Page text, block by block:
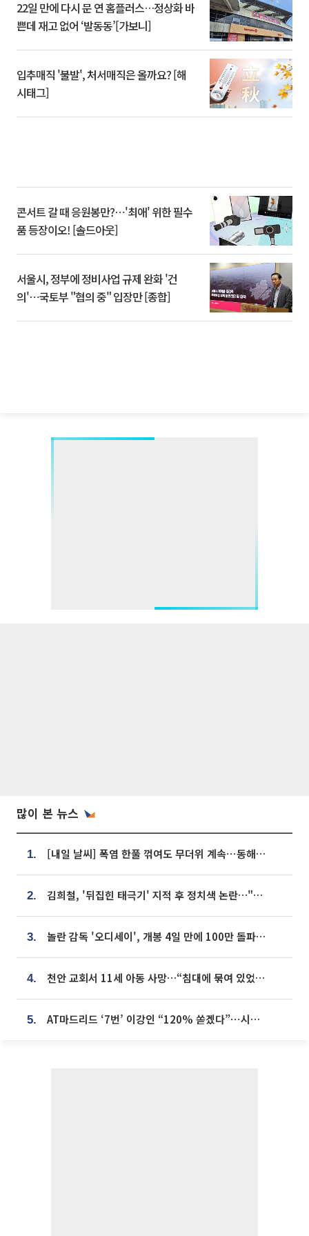
22일 만에 다시 문 연 홈플러스…정상화 바
쁜데 재고 없어 ‘발동동’[가보니]
입추매직 '불발', 처서매직은 올까요? [해
시태그]
콘서트 갈 때 응원봉만?⋯'최애' 위한 필수
품 등장이오! [솔드아웃]
서울시, 정부에 정비사업 규제 완화 '건
의'⋯국토부 "협의 중" 입장만 [종합]
많이 본 뉴스
1. [내일 날씨] 폭염 한풀 꺾여도 무더위 계속⋯동해안 이틀 연속 비
2. 김희철, '뒤집힌 태극기' 지적 후 정치색 논란…"좌우 떠나 우리나라 국기"
3. 놀란 감독 '오디세이', 개봉 4일 만에 100만 돌파⋯'왕사남' 보다 빠르다
4. 천안 교회서 11세 아동 사망…“침대에 묶여 있었다” 진술 확보
5. AT마드리드 ‘7번’ 이강인 “120% 쏟겠다”⋯시메오네 감독 “필요한 선수”